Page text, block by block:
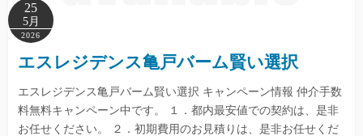
25
5月
2026
エスレジデンス亀戸バーム賢い選択
エスレジデンス亀戸バーム賢い選択 キャンペーン情報 仲介手数
料無料キャンペーン中です。 １．都内最安値での契約は、是非
お任せください。 ２．初期費用のお見積りは、是非お任せくだ